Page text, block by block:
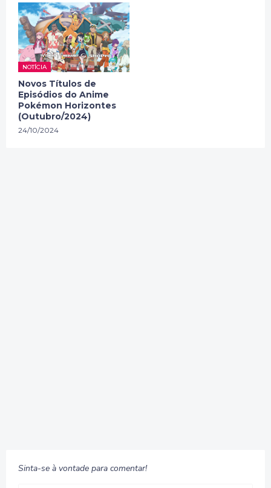
NOTÍCIA
Novos Títulos de
Episódios do Anime
Pokémon Horizontes
(Outubro/2024)
24/10/2024
Sinta-se à vontade para comentar!